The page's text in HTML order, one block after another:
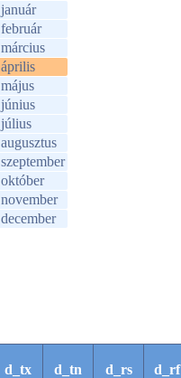
január
február
március
április
május
június
július
augusztus
szeptember
október
november
december
d_tx d_tn d_rs d_rf